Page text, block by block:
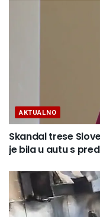
AKTUALNO
Skandal trese
je bila u autu s